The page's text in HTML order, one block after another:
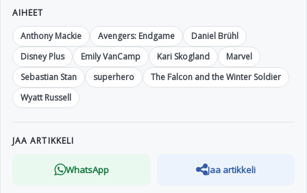
AIHEET
Anthony Mackie
Avengers: Endgame
Daniel Brühl
Disney Plus
Emily VanCamp Kari Skogland
Marvel
Sebastian Stan
superhero
The Falcon and the Winter Soldier
Wyatt Russell
JAA ARTIKKELI
WhatsApp Jaa artikkeli